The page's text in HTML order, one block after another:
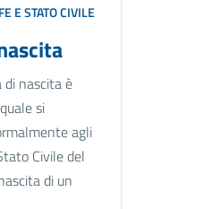
E STATO CIVILE
di nascita è
si
agli
Civile del
di un